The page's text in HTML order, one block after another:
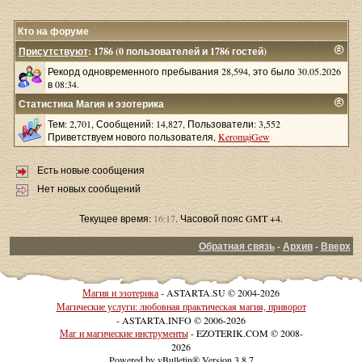
Кто на форуме
Присутствуют: 1786 (0 пользователей и 1786 гостей)
Рекорд одновременного пребывания 28,594, это было 30.05.2026
в 08:34.
Статистика Магия и эзотерика
Тем: 2,701, Сообщений: 14,827, Пользователи: 3,552
Приветствуем нового пользователя, KeromajGew
Есть новые сообщения
Нет новых сообщений
Текущее время:16:17. Часовой пояс GMT +4.
Обратная связь-Архив-Вверх
Магия и эзотерика- ASTARTA.SU © 2004-2026
Магические услуги: любовная практическая магия, приворот
- ASTARTA.INFO © 2006-2026
Маг и магические инструменты- EZOTERIK.COM © 2008-
2026